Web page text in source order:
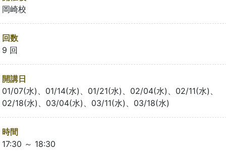
岡崎校
回数
9 回
開講日
01/07(水)、01/14(水)、01/21(水)、02/04(水)、02/11(水)、
02/18(水)、03/04(水)、03/11(水)、03/18(水)
時間
17:30 ～ 18:30